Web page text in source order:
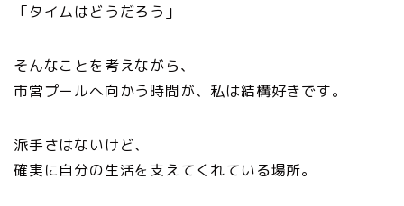
「タイムはどうだろう」
そんなことを考えながら、
市営プールへ向かう時間が、私は結構好きです。
派手さはないけど、
確実に自分の生活を支えてくれている場所。